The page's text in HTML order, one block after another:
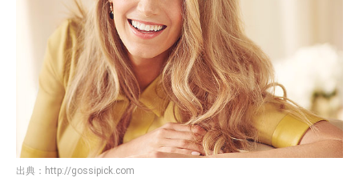
出典： http://gossipick.com